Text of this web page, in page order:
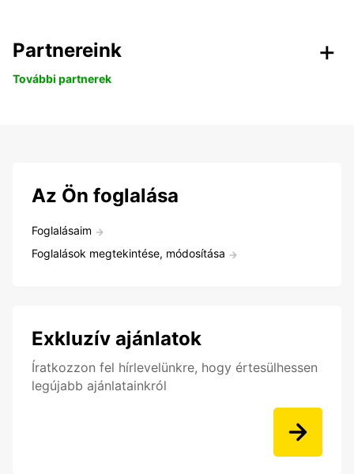
Partnereink
További partnerek
Az Ön foglalása
Foglalásaim
Foglalások megtekintése, módosítása
Exkluzív ajánlatok
Íratkozzon fel hírlevelünkre, hogy értesülhessen
legújabb ajánlatainkról